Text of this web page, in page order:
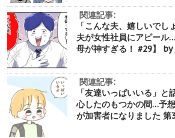
関連記事:
「こんな夫、嬉しいで
夫が女性社員にアピール
母が神すぎる！ #29】 by
関連記事:
「友達いっぱいいる」
心したのもつかの間…予
が加害者になりました 第